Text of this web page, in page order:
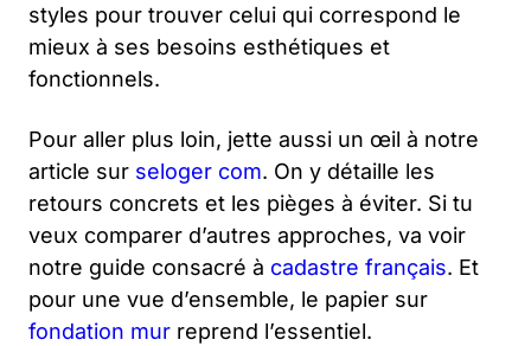
styles pour trouver celui qui correspond le
mieux à ses besoins esthétiques et
fonctionnels.
Pour aller plus loin, jette aussi un œil à notre
article sur seloger com. On y détaille les
retours concrets et les pièges à éviter. Si tu
veux comparer d’autres approches, va voir
notre guide consacré à cadastre français. Et
pour une vue d’ensemble, le papier sur
fondation mur reprend l’essentiel.